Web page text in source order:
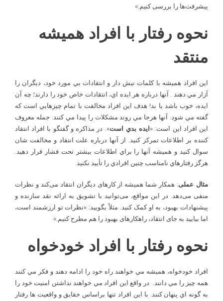
پیشرفت‌ها را بررسی کنیم.»
نحوه رفتار با افراد همیشه
منتقد
اين افراد هميشه با کلمات نيش دار و انتقادات بي مورد خود، ديگران را
آزار مي دهند . آنها درباره هر ايده اي، انتقادات خاص خود را دارند؛ چه آن
ايده، خوب باشد يا بد! هدف اين افراد مخالفت با تمام چيزهايي است که
گفته مي شود. آنها هرجا مي روند مشکلات را پيدا مي کنند. جمله معروف
اين افراد اين است: «ايده بدي است». در مذاکره و گفتگو با افراد انتقاد
کننده بر اطلاعات تمرکز کنيد. از آنها درباره علت انتقاد و مخالفت شان
سوال کنيد و هميشه آنها را براي اطلاعات بيشتر تحت فشار قرار دهيد.
هرگز رفتارهاي نامناسب چنين افرادي را تأييد نکنيد.
مثال عملی: همکار شما همیشه از کارهای دیگران انتقاد می‌کند و نظرات
منفی می‌دهد. در این مواقع، می‌توانید با تشویق به ارائه نقد سازنده و
پیشنهادات بهبود، به او کمک کنید. مثلاً بگویید: «نظرات تو ارزشمند است،
اما بیایید به جای انتقاد، راهکارهای بهبود را هم مطرح کنیم.»
نحوه رفتار با افراد خودخواه
افراد خودخواه، هميشه مي خواهند راه خود را ادامه دهند و فکر مي کنند
همه چيز را مي دانند. در واقع اين افراد مي خواهند نداشتن امنيت خود را
به گونه اي پنهان کنند. با اين افراد تنها براساس حقايق و واقعيت ها رفتار